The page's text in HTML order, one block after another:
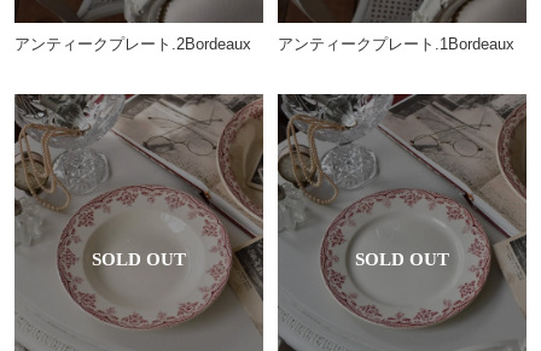
アンティークプレート.2Bordeaux アンティークプレート.1Bordeaux